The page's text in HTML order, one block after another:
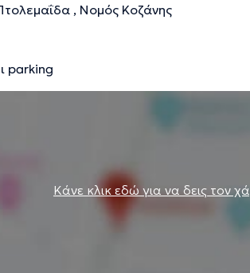
, Νομός Κοζάνης
parking
Κάνε κλικ εδώ για να δεις τον